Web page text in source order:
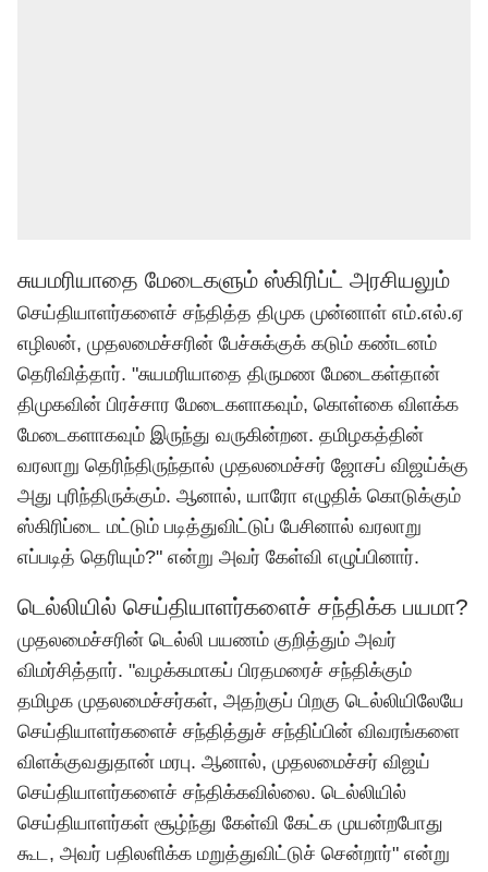
சுயமரியாதை மேடைகளும் ஸ்கிரிப்ட் அரசியலும்
செய்தியாளர்களைச் சந்தித்த திமுக முன்னாள் எம்.எல்.ஏ
எழிலன், முதலமைச்சரின் பேச்சுக்குக் கடும் கண்டனம்
தெரிவித்தார். "சுயமரியாதை திருமண மேடைகள்தான்
திமுகவின் பிரச்சார மேடைகளாகவும், கொள்கை விளக்க
மேடைகளாகவும் இருந்து வருகின்றன. தமிழகத்தின்
வரலாறு தெரிந்திருந்தால் முதலமைச்சர் ஜோசப் விஜய்க்கு
அது புரிந்திருக்கும். ஆனால், யாரோ எழுதிக் கொடுக்கும்
ஸ்கிரிப்டை மட்டும் படித்துவிட்டுப் பேசினால் வரலாறு
எப்படித் தெரியும்?" என்று அவர் கேள்வி எழுப்பினார்.
டெல்லியில் செய்தியாளர்களைச் சந்திக்க பயமா?
முதலமைச்சரின் டெல்லி பயணம் குறித்தும் அவர்
விமர்சித்தார். "வழக்கமாகப் பிரதமரைச் சந்திக்கும்
தமிழக முதலமைச்சர்கள், அதற்குப் பிறகு டெல்லியிலேயே
செய்தியாளர்களைச் சந்தித்துச் சந்திப்பின் விவரங்களை
விளக்குவதுதான் மரபு. ஆனால், முதலமைச்சர் விஜய்
செய்தியாளர்களைச் சந்திக்கவில்லை. டெல்லியில்
செய்தியாளர்கள் சூழ்ந்து கேள்வி கேட்க முயன்றபோது
கூட, அவர் பதிலளிக்க மறுத்துவிட்டுச் சென்றார்" என்று